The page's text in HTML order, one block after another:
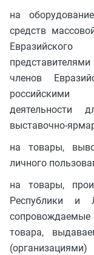
на
средств
членов
российскими
деятельности
выставочно-
на товары,
личного
на товары,
Республики и
товара,